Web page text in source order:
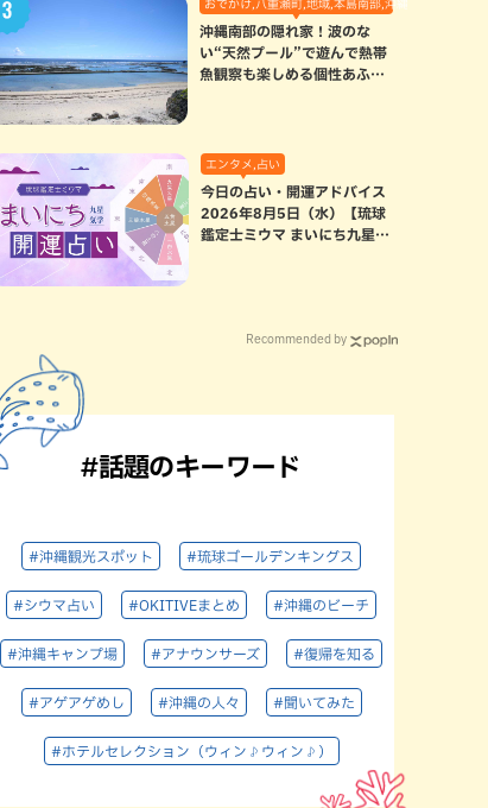
おでかけ,八重瀬町,地域,本島南部,沖縄の海,自然
沖縄南部の隠れ家！波のな
い“天然プール”で遊んで熱帯
魚観察も楽しめる個性あふれ
エンタメ,占い
今日の占い・開運アドバイス
2026年8月5日（水）【琉球
鑑定士ミウマ まいにち九星気
Recommended by
#話題のキーワード
#沖縄観光スポット #琉球ゴールデンキングス
#シウマ占い #OKITIVEまとめ #沖縄のビーチ
#沖縄キャンプ場 #アナウンサーズ #復帰を知る
#アゲアゲめし #沖縄の人々 #聞いてみた
#ホテルセレクション（ウィン♪ウィン♪）